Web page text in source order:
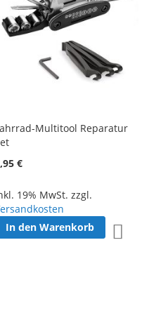
hinzufügen
Multitool Reparatur
€
19% MwSt. zzgl.
In den Warenkorb